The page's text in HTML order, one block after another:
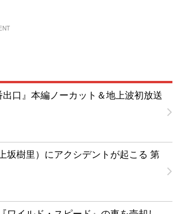
口』本編ノーカット＆地上波初放送
坂樹里）にアクシデントが起こる 第